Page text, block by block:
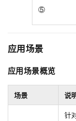
⑤
应用场景
应用场景概览
场景 说
针